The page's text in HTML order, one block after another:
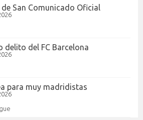
San Comunicado Oficial
delito del FC Barcelona
para muy madridistas